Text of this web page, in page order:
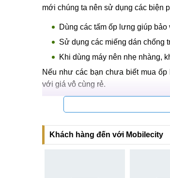
mới chúng ta nên sử dụng các biện
Dùng các tấm ốp lưng giúp
Sử dụng các miếng dán chống
Khi dùng máy nên nhẹ nhàng,
Nếu như các bạn chưa biết mua
với giá vô cùng rẻ.
Dịch vụ Thay kính lưng, nắp
Khách hàng đến với Mobilecity